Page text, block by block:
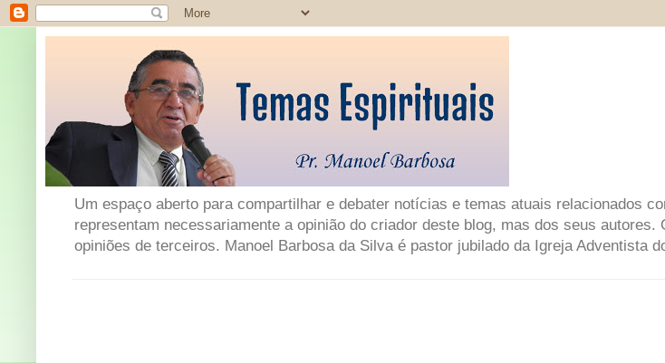
Um espaço aberto para compartilhar e debater notícias e temas atuais relacionados
representam necessariamente a opinião do criador deste blog, mas dos seus
opiniões de terceiros. Manoel Barbosa da Silva é pastor jubilado da Igreja Adventista